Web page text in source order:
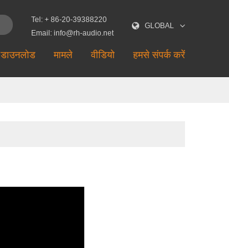
GLOBAL
Tel: + 86-20-39388220
Email: info@rh-audio.net
डाउनलोड मामले वीडियो हमसे संपर्क करें